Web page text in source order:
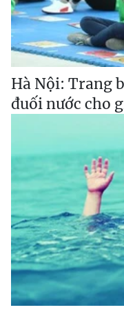
Hà Nội: Trang
đuối nước cho